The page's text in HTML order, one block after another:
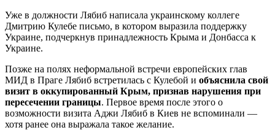
Уже в должности Лябиб написала украинскому коллеге
Дмитрию Кулебе письмо, в котором выразила поддержку
Украине, подчеркнув принадлежность Крыма и Донбасса к
Украине.
Позже на полях неформальной встречи европейских глав
МИД в Праге Лябиб встретилась с Кулебой и объяснила свой
визит в оккупированный Крым, признав нарушения при
пересечении границы. Первое время после этого о
возможности визита Аджи Лябиб в Киев не вспоминали —
хотя ранее она выражала такое желание.